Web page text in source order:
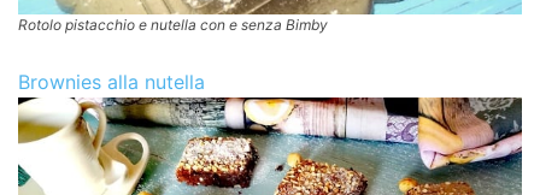
Rotolo pistacchio e nutella con e senza Bimby
Brownies alla nutella